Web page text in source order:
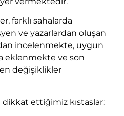
farklı sahalarda
ve yazarlardan oluşan
incelenmekte, uygun
eklenmekte ve son
değişiklikler
ettiğimiz kıstaslar: